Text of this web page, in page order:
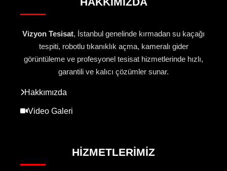
Vizyon Tesisat, İstanbul genelinde kırmadan su kaçağı
tespiti, robotlu tıkanıklık açma, kameralı gider
görüntüleme ve profesyonel tesisat hizmetlerinde hızlı,
garantili ve kalıcı çözümler sunar.
Hakkımızda
Video Galeri
HIZMETLERIMIZ